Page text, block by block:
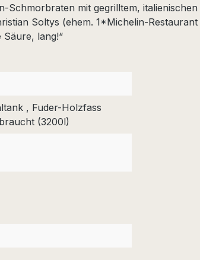
mit gegrilltem, italienischen
Soltys (ehem. 1*Michelin-
lang!“
, Fuder-Holzfass
(3200l)